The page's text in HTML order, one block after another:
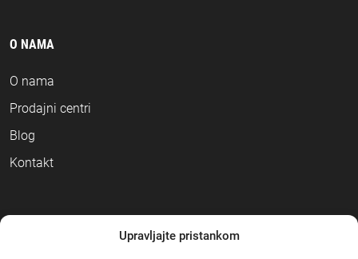
Upravljajte pristankom
O NAMA
O nama
Prodajni centri
Blog
Kontakt